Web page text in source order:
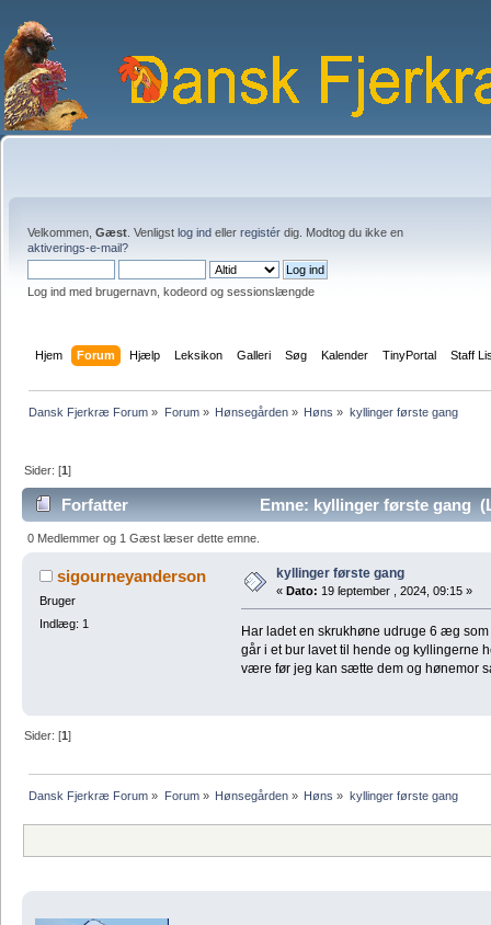
Velkommen, Gæst . Venligst log ind eller registér dig. Modtog du ikke en
aktiverings-e-mail?
Log ind med brugernavn, kodeord og sessionslængde
Hjem Forum Hjælp Leksikon Galleri Søg Kalender TinyPortal Staff
Dansk Fjerkræ Forum » Forum» Hønsegården» Høns » kyllinger første gang
Sider: [1]
Forfatter Emne: kyllinger første gang
0 Medlemmer og 1 Gæst læser dette emne.
sigourneyanderson
Bruger
Indlæg: 1
kyllinger første gang
« Dato: 19 ſeptember , 2024, 09:15 »
Har ladet en skrukhøne udruge 6 æg
går i et bur lavet til hende og kyllingerne
være før jeg kan sætte dem og hønemor
Sider: [1]
Dansk Fjerkræ Forum » Forum» Hønsegården» Høns » kyllinger første gang